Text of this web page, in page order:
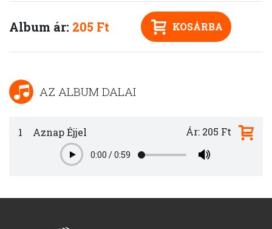
Album ár: 205 Ft KOSÁRBA
AZ ALBUM DALAI
1 Aznap Éjjel
Play0:00 /0:59
Ár: 205 Ft